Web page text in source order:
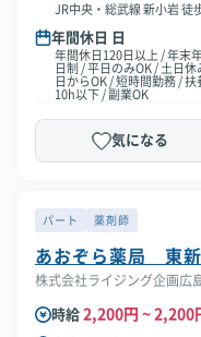
JR中央・総武線 新小岩 徒
年間休日 日
年間休日120日以上 / 年末
日制 / 平日のみOK / 土日
日からOK / 短時間勤務 /
10h以下 / 副業OK
気になる
パート 薬剤師
あおぞら薬局 東新
株式会社ライジング企画広
時給 2,200円 ~ 2,200